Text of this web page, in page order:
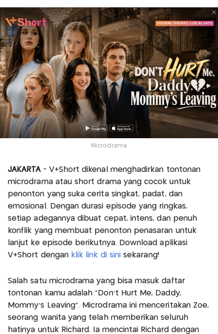
Microdrama
JAKARTA- V+Short dikenal menghadirkan tontonan
microdrama atau short drama yang cocok untuk
penonton yang suka cerita singkat, padat, dan
emosional. Dengan durasi episode yang ringkas,
setiap adegannya dibuat cepat, intens, dan penuh
konflik yang membuat penonton penasaran untuk
lanjut ke episode berikutnya. Download aplikasi
V+Short dengan klik link di sini sekarang!
Salah satu microdrama yang bisa masuk daftar
tontonan kamu adalah “Don’t Hurt Me, Daddy,
Mommy’s Leaving”. Microdrama ini menceritakan Zoe,
seorang wanita yang telah memberikan seluruh
hatinya untuk Richard. Ia mencintai Richard dengan